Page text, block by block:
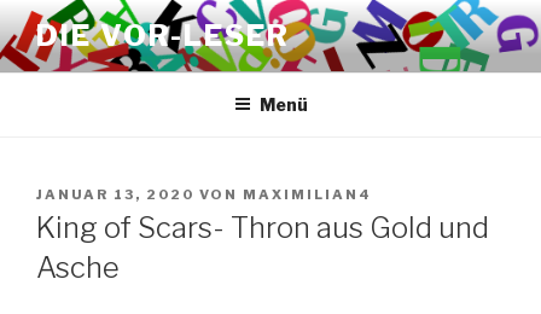
Zum
Inhalt
springen
DIE VOR-LESER
Menü
VERÖFFENTLICHT
AM
JANUAR 13, 2020 VON MAXIMILIAN4
King of Scars- Thron aus Gold und
Asche